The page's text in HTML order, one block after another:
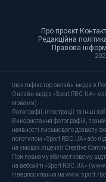
Про проєкт·
Редакційна
Правова
Ідентифікатор онлайн-медіа в
Онлайн-медіа «Sport RBC.UA»
мовами).
Фотографії, ілюстрації та інші
Використання фотографій,
наявності письмового дозволу
логотипом «Sport RBC.UA» або
на умовах ліцензії Creative
При повному або частковому
на вебсайті «Sport RBC.UA»
гіперпосилання на